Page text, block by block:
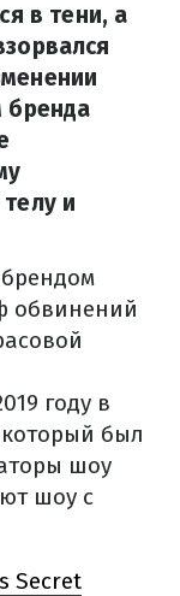
в тени, а
бренда
и
обвинений
году в
был
шоу
шоу с
Secret